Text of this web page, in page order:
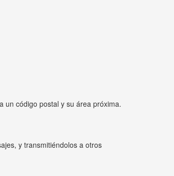
un código postal y su área próxima.
y transmitiéndolos a otros